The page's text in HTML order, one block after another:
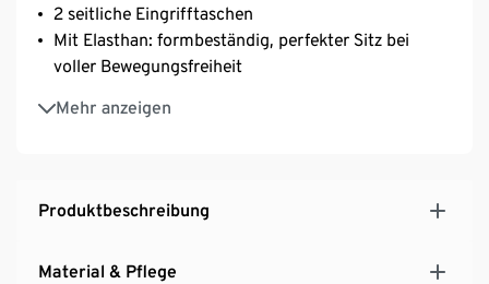
2 seitliche Eingrifftaschen
Mit Elasthan: formbeständig, perfekter Sitz bei
voller Bewegungsfreiheit
Mehr anzeigen
Mit modischem Glanzprint
Produktbeschreibung
Material & Pflege